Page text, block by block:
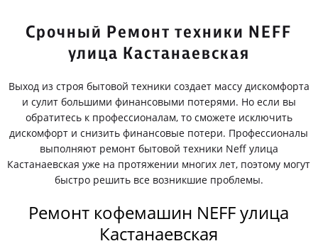
Срочный Ремонт техники NEFF
улица Кастанаевская
Выход из строя бытовой техники создает массу дискомфорта
и сулит большими финансовыми потерями. Но если вы
обратитесь к профессионалам, то сможете исключить
дискомфорт и снизить финансовые потери. Профессионалы
выполняют ремонт бытовой техники Neff улица
Кастанаевская уже на протяжении многих лет, поэтому могут
быстро решить все возникшие проблемы.
Ремонт кофемашин NEFF улица
Кастанаевская